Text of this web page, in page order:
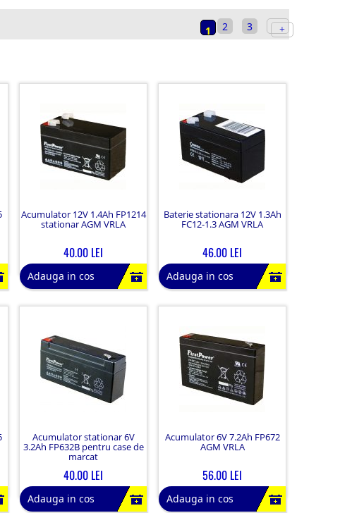
1 2 3
Acumulator 12V 1.4Ah FP1214
stationar AGM VRLA
40.00 LEI
Adauga in cos
Baterie stationara 12V 1.3Ah
FC12-1.3 AGM VRLA
46.00 LEI
Adauga in cos
Acumulator stationar 6V
3.2Ah FP632B pentru case de
marcat
40.00 LEI
Adauga in cos
Acumulator 6V 7.2Ah FP672
AGM VRLA
56.00 LEI
Adauga in cos